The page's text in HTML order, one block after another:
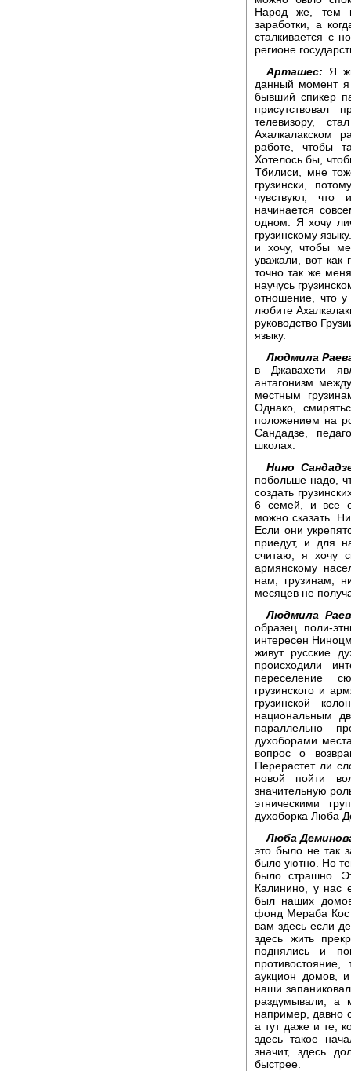
Народ же, тем
заработки, а
сталкивается с
регионе
Арташес: Я
данный момент
бывший спикер
телевизору,
Ахалкалакском
работе, чтобы
Хотелось бы,
Тбилиси, мне
грузински,
чувствуют,
начинается
одном. Я хочу
грузинскому
и хочу, чтобы
уважали, вот как
точно так же
научусь
отношение, что
любите
руководство
языку.
Людмила
в Джавахети
антагонизм
местным
Однако,
положением на
Сандадзе,
школах:
Нино
побольше надо,
создать
6 семей, и все
можно сказать.
Если они
приедут, и для
считаю, я хочу
армянскому
нам, грузинам,
месяцев не
Людмила
образец поли-
интересен
живут русские
происходили
переселение
грузинского и
грузинской
национальным
параллельно
духоборами
вопрос о
Перерастет ли
новой пойти
значительную
этническими
духоборка Люба
Люба
это было не так
было уютно. Но
было страшно.
Калинино, у нас
был наших
фонд Мераба
вам здесь если
здесь жить
поднялись и
аукцион домов,
наши
раздумывали, а
например, давно
а тут даже и те,
здесь такое
значит, здесь
быстрее.